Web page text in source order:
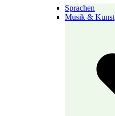
Sprachen
Musik & Kunst